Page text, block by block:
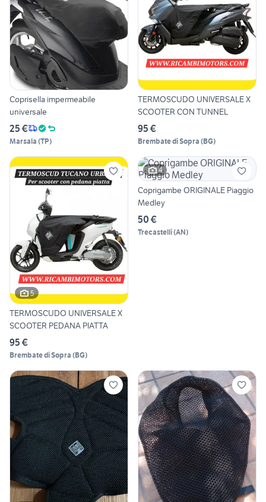
Coprisella impermeabile
universale
25 €
Marsala (TP)
TERMOSCUDO UNIVERSALE X
SCOOTER CON TUNNEL
95 €
Brembate di Sopra (BG)
5
TERMOSCUDO UNIVERSALE X
SCOOTER PEDANA PIATTA
95 €
Brembate di Sopra (BG)
4
Coprigambe ORIGINALE Piaggio
Medley
50 €
Trecastelli(AN)